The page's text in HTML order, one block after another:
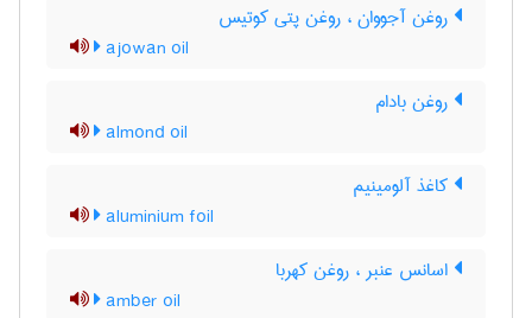
روغن آجووان ، روغن پتی کوتیس
ajowan oil
روغن بادام
almond oil
کاغذ آلومینیم
aluminium foil
اسانس عنبر ، روغن کهربا
amber oil